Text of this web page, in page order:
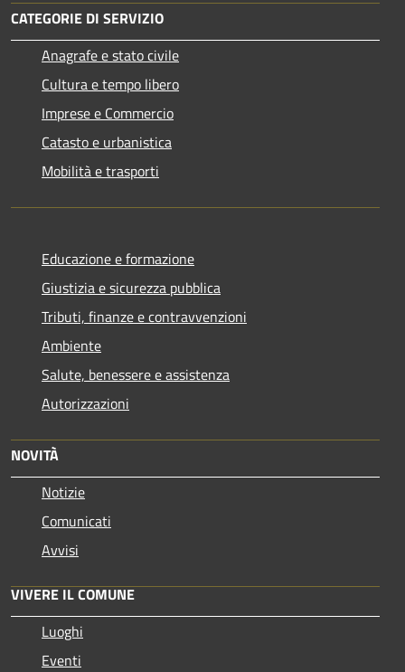
CATEGORIE DI SERVIZIO
Anagrafe e stato civile
Cultura e tempo libero
Imprese e Commercio
Catasto e urbanistica
Mobilità e trasporti
Educazione e formazione
Giustizia e sicurezza pubblica
Tributi, finanze e contravvenzioni
Ambiente
Salute, benessere e assistenza
Autorizzazioni
NOVITÀ
Notizie
Comunicati
Avvisi
VIVERE IL COMUNE
Luoghi
Eventi